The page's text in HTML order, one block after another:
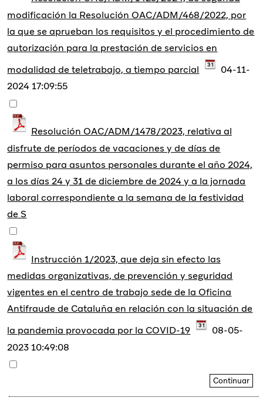
modificación la Resolución OAC/ADM/468/2022, por
la que se aprueban los requisitos y el procedimiento de
autorización para la prestación de servicios en
modalidad de teletrabajo, a tiempo parcial
04-11-
2024 17:09:55
Resolución OAC/ADM/1478/2023, relativa al
disfrute de períodos de vacaciones y de días de
permiso para asuntos personales durante el año 2024,
a los días 24 y 31 de diciembre de 2024 y a la jornada
laboral correspondiente a la semana de la festividad
de S
Instrucción 1/2023, que deja sin efecto las
medidas organizativas, de prevención y seguridad
vigentes en el centro de trabajo sede de la Oficina
Antifraude de Cataluña en relación con la situación de
la pandemia provocada por la COVID-19
08-05-
2023 10:49:08